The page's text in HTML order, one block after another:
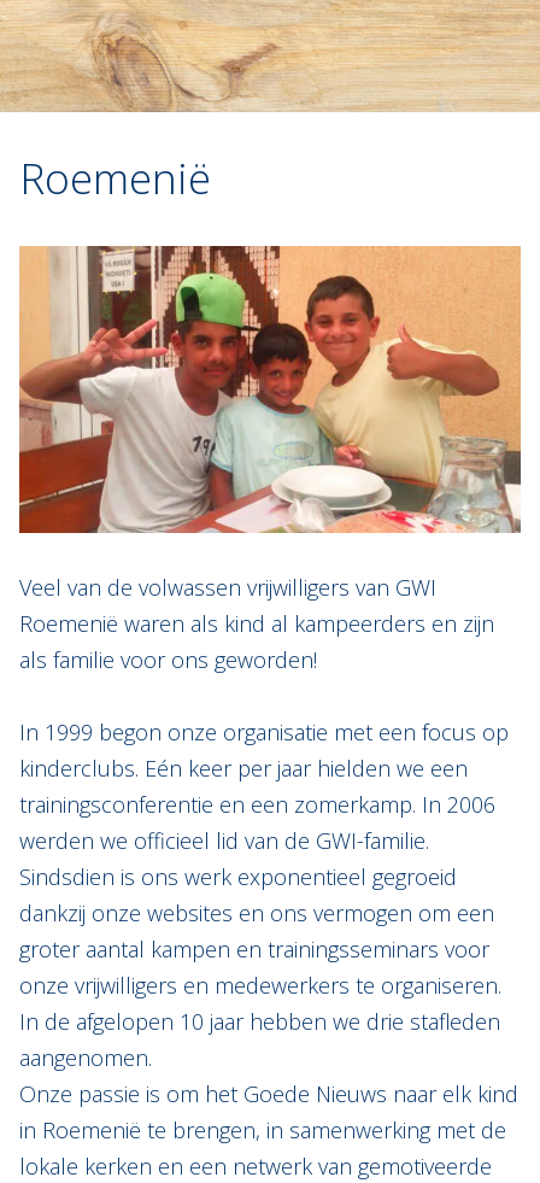
Roemenië
Veel van de volwassen vrijwilligers van GWI
Roemenië waren als kind al kampeerders en zijn
als familie voor ons geworden!
In 1999 begon onze organisatie met een focus op
kinderclubs. Eén keer per jaar hielden we een
trainingsconferentie en een zomerkamp. In 2006
werden we officieel lid van de GWI-familie.
Sindsdien is ons werk exponentieel gegroeid
dankzij onze websites en ons vermogen om een
groter aantal kampen en trainingsseminars voor
onze vrijwilligers en medewerkers te organiseren.
In de afgelopen 10 jaar hebben we drie stafleden
aangenomen.
Onze passie is om het Goede Nieuws naar elk kind
in Roemenië te brengen, in samenwerking met de
lokale kerken en een netwerk van gemotiveerde